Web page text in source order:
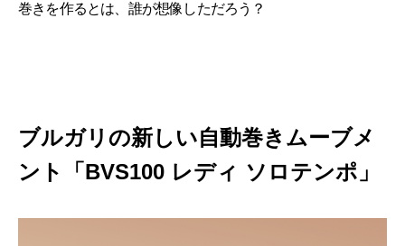
巻きを作るとは、誰が想像しただろう？
ブルガリの新しい自動巻きムーブメ
ント「BVS100 レディ ソロテンポ」